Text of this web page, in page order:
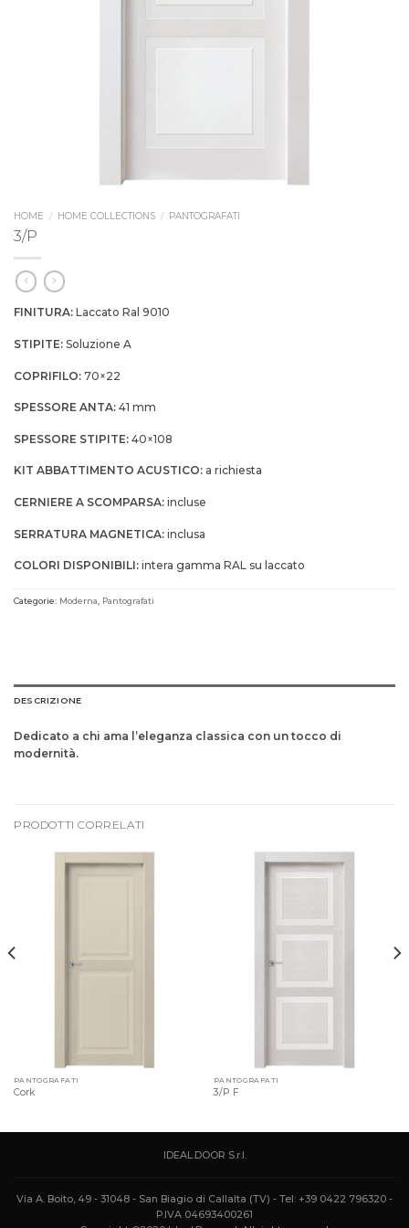
HOME / HOME COLLECTIONS / PANTOGRAFATI
3/P
FINITURA: Laccato Ral 9010
STIPITE: Soluzione A
COPRIFILO: 70×22
SPESSORE ANTA: 41 mm
SPESSORE STIPITE: 40×108
KIT ABBATTIMENTO ACUSTICO: a richiesta
CERNIERE A SCOMPARSA: incluse
SERRATURA MAGNETICA: inclusa
COLORI DISPONIBILI: intera gamma RAL su laccato
Categorie: Moderna Pantografati
DESCRIZIONE
Dedicato a chi ama l’eleganza classica con un tocco di
modernità.
PRODOTTI CORRELATI
PANTOGRAFATI
Cork
PANTOGRAFATI
3/P F
IDEAL.DOOR S.r.l.
Via A. Boito, 49 - 31048 - San Biagio di Callalta (TV) - Tel: +39 0422 796320 -
P.IVA 04693400261